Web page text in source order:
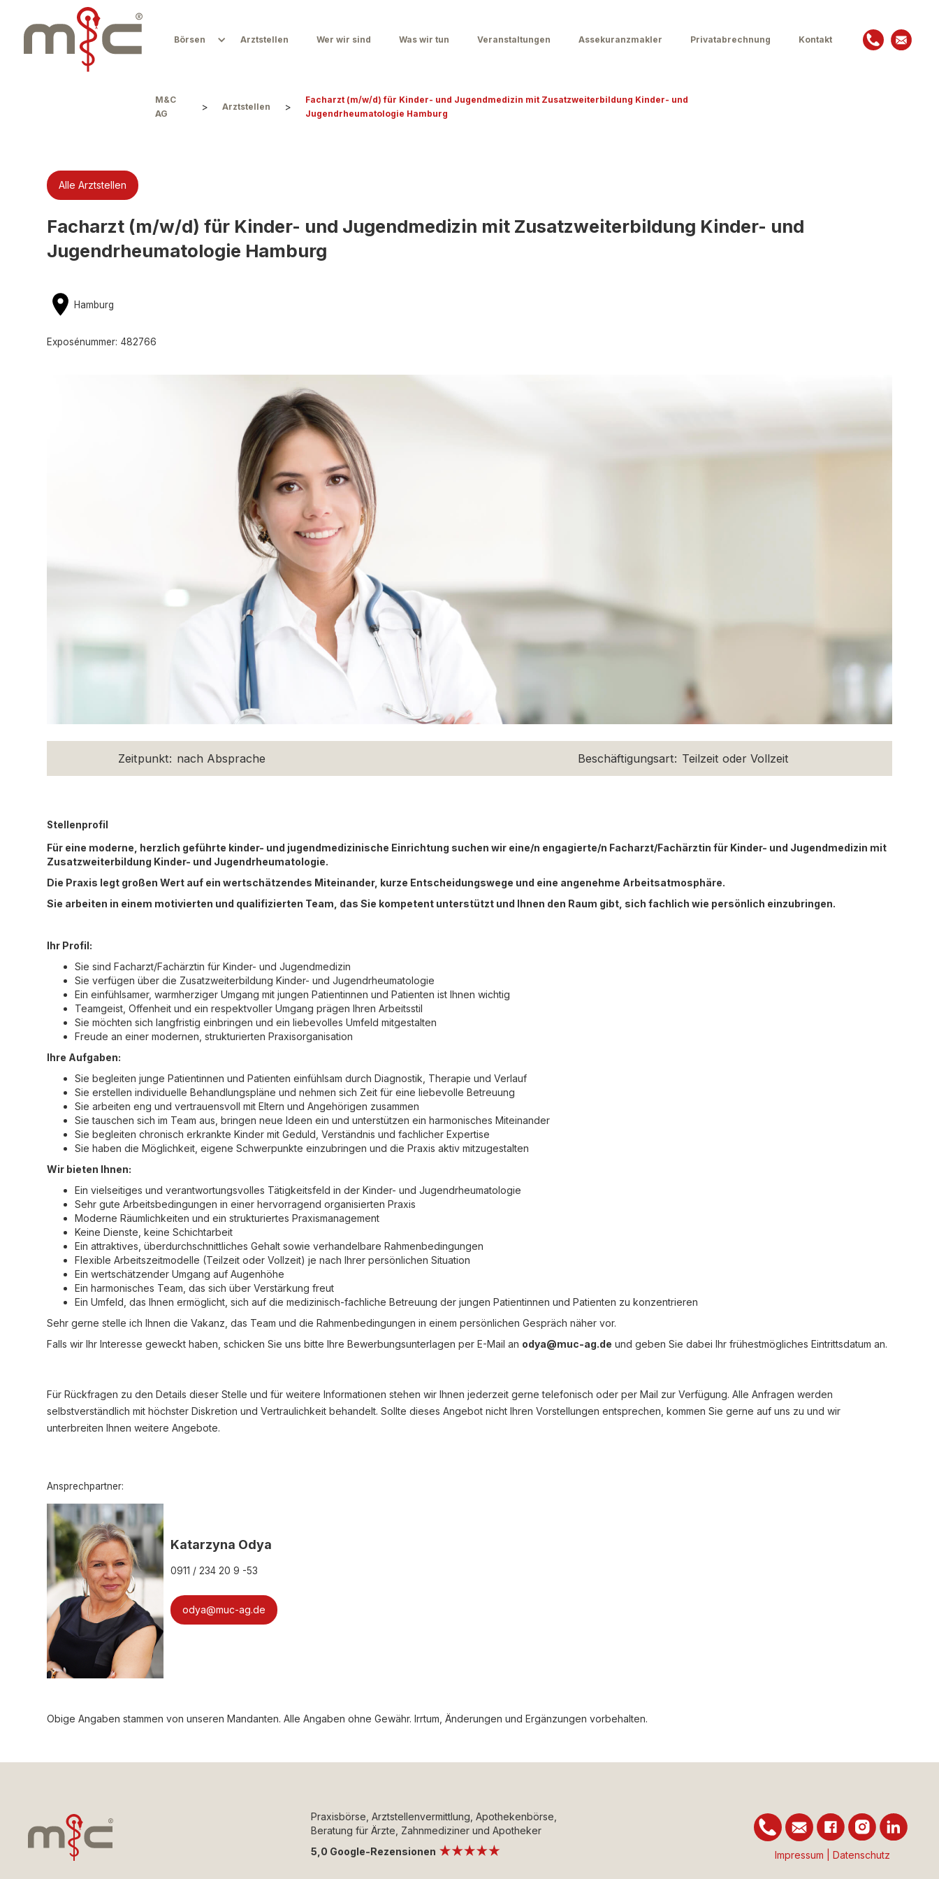
Börsen Arztstellen Wer wir sind Was wir tun Veranstaltungen Assekuranzmakler Privatabrechnung Kontakt
M&C
AG
> Arztstellen >
Facharzt (m/w/d) für Kinder- und Jugendmedizin mit Zusatzweiterbildung Kinder- und
Jugendrheumatologie Hamburg
Alle Arztstellen
Facharzt (m/w/d) für Kinder- und Jugendmedizin mit Zusatzweiterbildung Kinder- und
Jugendrheumatologie Hamburg
Hamburg
Exposénummer: 482766
Zeitpunkt: nach Absprache Beschäftigungsart: Teilzeit oder Vollzeit
Stellenprofil
Für eine moderne, herzlich geführte kinder- und jugendmedizinische Einrichtung suchen wir eine/n engagierte/n Facharzt/Fachärztin für Kinder- und Jugendmedizin mit
Zusatzweiterbildung Kinder- und Jugendrheumatologie.
Die Praxis legt großen Wert auf ein wertschätzendes Miteinander, kurze Entscheidungswege und eine angenehme Arbeitsatmosphäre.
Sie arbeiten in einem motivierten und qualifizierten Team, das Sie kompetent unterstützt und Ihnen den Raum gibt, sich fachlich wie persönlich einzubringen.
Ihr Profil:
Sie sind Facharzt/Fachärztin für Kinder- und Jugendmedizin
Sie verfügen über die Zusatzweiterbildung Kinder- und Jugendrheumatologie
Ein einfühlsamer, warmherziger Umgang mit jungen Patientinnen und Patienten ist Ihnen wichtig
Teamgeist, Offenheit und ein respektvoller Umgang prägen Ihren Arbeitsstil
Sie möchten sich langfristig einbringen und ein liebevolles Umfeld mitgestalten
Freude an einer modernen, strukturierten Praxisorganisation
Ihre Aufgaben:
Sie begleiten junge Patientinnen und Patienten einfühlsam durch Diagnostik, Therapie und Verlauf
Sie erstellen individuelle Behandlungspläne und nehmen sich Zeit für eine liebevolle Betreuung
Sie arbeiten eng und vertrauensvoll mit Eltern und Angehörigen zusammen
Sie tauschen sich im Team aus, bringen neue Ideen ein und unterstützen ein harmonisches Miteinander
Sie begleiten chronisch erkrankte Kinder mit Geduld, Verständnis und fachlicher Expertise
Sie haben die Möglichkeit, eigene Schwerpunkte einzubringen und die Praxis aktiv mitzugestalten
Wir bieten Ihnen:
Ein vielseitiges und verantwortungsvolles Tätigkeitsfeld in der Kinder- und Jugendrheumatologie
Sehr gute Arbeitsbedingungen in einer hervorragend organisierten Praxis
Moderne Räumlichkeiten und ein strukturiertes Praxismanagement
Keine Dienste, keine Schichtarbeit
Ein attraktives, überdurchschnittliches Gehalt sowie verhandelbare Rahmenbedingungen
Flexible Arbeitszeitmodelle (Teilzeit oder Vollzeit) je nach Ihrer persönlichen Situation
Ein wertschätzender Umgang auf Augenhöhe
Ein harmonisches Team, das sich über Verstärkung freut
Ein Umfeld, das Ihnen ermöglicht, sich auf die medizinisch-fachliche Betreuung der jungen Patientinnen und Patienten zu konzentrieren
Sehr gerne stelle ich Ihnen die Vakanz, das Team und die Rahmenbedingungen in einem persönlichen Gespräch näher vor.
Falls wir Ihr Interesse geweckt haben, schicken Sie uns bitte Ihre Bewerbungsunterlagen per E-Mail an odya@muc-ag.de und geben Sie dabei Ihr frühestmögliches Eintrittsdatum an.
Für Rückfragen zu den Details dieser Stelle und für weitere Informationen stehen wir Ihnen jederzeit gerne telefonisch oder per Mail zur Verfügung. Alle Anfragen werden
selbstverständlich mit höchster Diskretion und Vertraulichkeit behandelt. Sollte dieses Angebot nicht Ihren Vorstellungen entsprechen, kommen Sie gerne auf uns zu und wir
unterbreiten Ihnen weitere Angebote.
Ansprechpartner:
Katarzyna Odya
0911 / 234 20 9 -53
odya@muc-ag.de
Obige Angaben stammen von unseren Mandanten. Alle Angaben ohne Gewähr. Irrtum, Änderungen und Ergänzungen vorbehalten.
Praxisbörse, Arztstellenvermittlung, Apothekenbörse,
Beratung für Ärzte, Zahnmediziner und Apotheker
5,0 Google-Rezensionen
Impressum | Datenschutz